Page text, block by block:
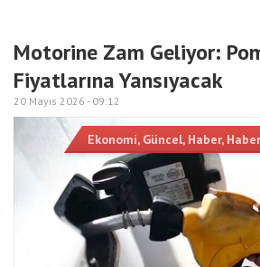
Motorine Zam Geliyor:
Fiyatlarına Yansıyacak
20 Mayıs 2026 - 09:12
Ekonomi, Güncel, Haber,